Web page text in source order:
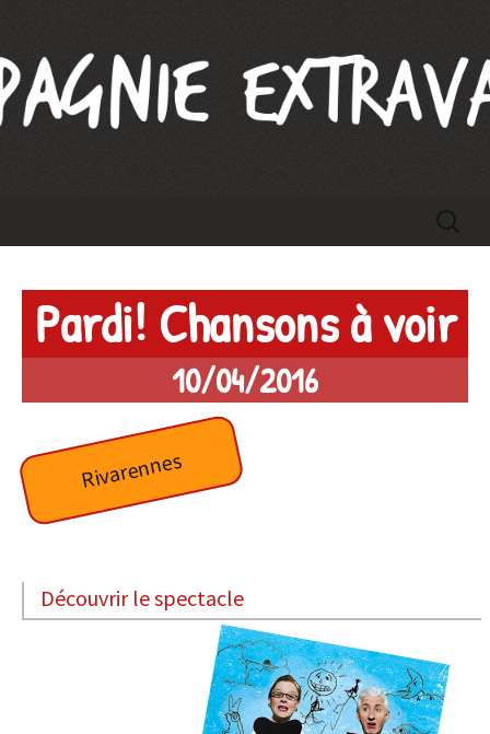
Compagnie Extravague
Pardi! Chansons à voir
10/04/2016
Rivarennes
Découvrir le spectacle